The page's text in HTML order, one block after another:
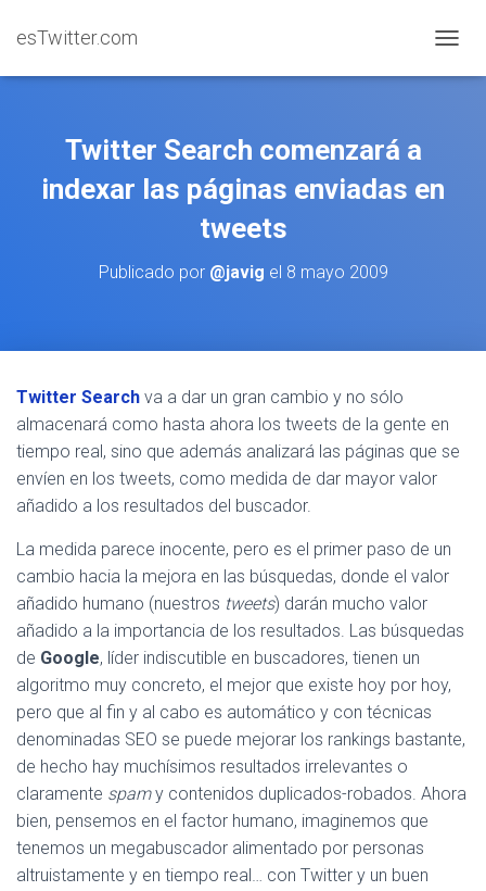
esTwitter.com
Twitter Search comenzará a
indexar las páginas enviadas en
tweets
Publicado por @javig el 8 mayo 2009
Twitter Search va a dar un gran cambio y no sólo
almacenará como hasta ahora los tweets de la gente en
tiempo real, sino que además analizará las páginas que se
envíen en los tweets, como medida de dar mayor valor
añadido a los resultados del buscador.
La medida parece inocente, pero es el primer paso de un
cambio hacia la mejora en las búsquedas, donde el valor
añadido humano (nuestros tweets) darán mucho valor
añadido a la importancia de los resultados. Las búsquedas
de Google, líder indiscutible en buscadores, tienen un
algoritmo muy concreto, el mejor que existe hoy por hoy,
pero que al fin y al cabo es automático y con técnicas
denominadas SEO se puede mejorar los rankings bastante,
de hecho hay muchísimos resultados irrelevantes o
claramente spamy contenidos duplicados-robados. Ahora
bien, pensemos en el factor humano, imaginemos que
tenemos un megabuscador alimentado por personas
altruistamente y en tiempo real… con Twitter y un buen